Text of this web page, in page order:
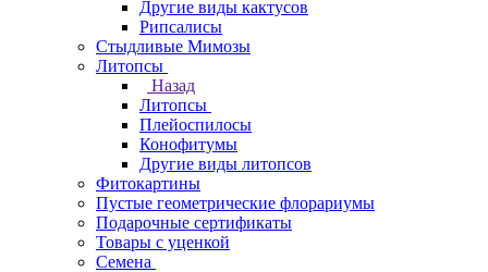
Другие виды кактусов
Рипсалисы
Стыдливые Мимозы
Литопсы
Назад
Литопсы
Плейоспилосы
Конофитумы
Другие виды литопсов
Фитокартины
Пустые геометрические флорариумы
Подарочные сертификаты
Товары с уценкой
Семена